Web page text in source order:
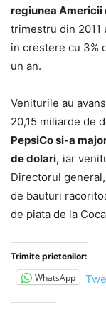
regiunea Americii
trimestru din 2011
in crestere cu 3%
un an.
Veniturile au
20,15 miliarde de
PepsiCo si-a
de dolari, iar
Directorul
de bauturi
de piata de la
Trimite prietenilor:
WhatsApp